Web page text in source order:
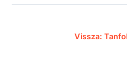
Vissza: